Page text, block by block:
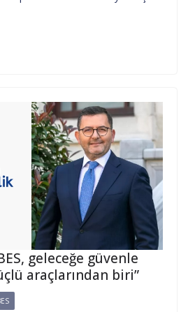
geleceğe güvenle
araçlarından biri”